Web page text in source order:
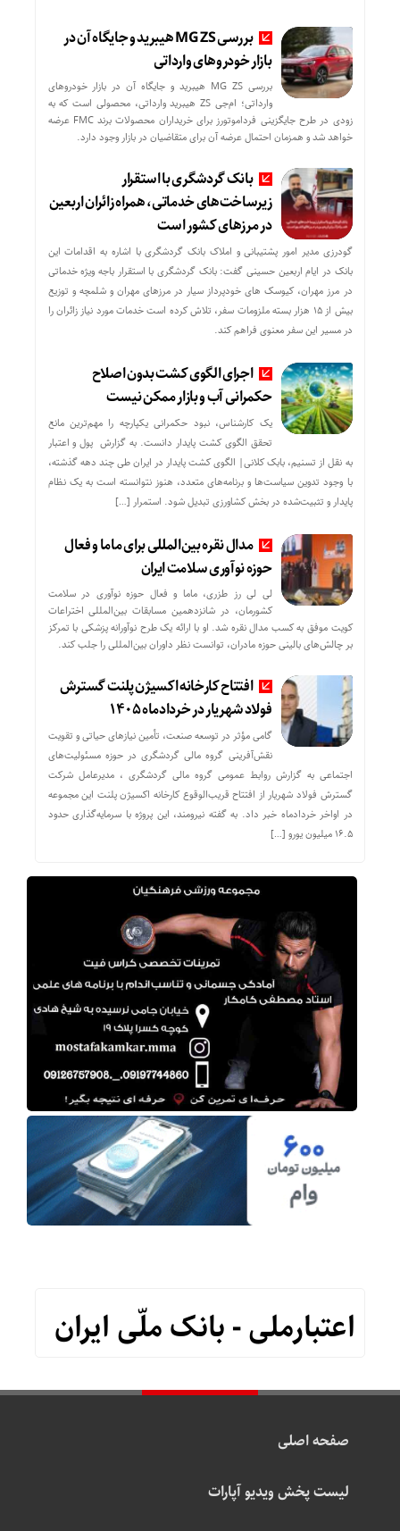
بررسی MG ZS هیبرید و جایگاه آن در
بازار خودروهای وارداتی
بررسی MG ZS هیبرید و جایگاه آن در بازار خودروهای
وارداتی؛ ام‌جی ZS هیبرید وارداتی، محصولی است که به
زودی در طرح جایگزینی فرداموتورز برای خریداران محصولات برند FMC عرضه
خواهد شد و همزمان احتمال عرضه آن برای متقاضیان در بازار وجود دارد.
بانک گردشگری با استقرار
زیرساخت‌های خدماتی، همراه زائران اربعین
در مرزهای کشور است
گودرزی مدیر امور پشتیبانی و املاک بانک گردشگری با اشاره به اقدامات این
بانک در ایام اربعین حسینی گفت: بانک گردشگری با استقرار باجه ویژه خدماتی
در مرز مهران، کیوسک های خودپرداز سیار در مرزهای مهران و شلمچه و توزیع
بیش از ۱۵ هزار بسته ملزومات سفر، تلاش کرده است خدمات مورد نیاز زائران را
در مسیر این سفر معنوی فراهم کند.
اجرای الگوی کشت بدون اصلاح
حکمرانی آب و بازار ممکن نیست
یک کارشناس، نبود حکمرانی یکپارچه را مهم‌ترین مانع
تحقق الگوی کشت پایدار دانست. به گزارش پول و اعتبار
به نقل از تسنیم، بابک کلانی| الگوی کشت پایدار در ایران طی چند دهه گذشته،
با وجود تدوین سیاست‌ها و برنامه‌های متعدد، هنوز نتوانسته است به یک نظام
پایدار و تثبیت‌شده در بخش کشاورزی تبدیل شود. استمرار […]
مدال نقره بین‌المللی برای ماما و فعال
حوزه نوآوری سلامت ایران
لی لی رز طزری، ماما و فعال حوزه نوآوری در سلامت
کشورمان، در شانزدهمین مسابقات بین‌المللی اختراعات
کویت موفق به کسب مدال نقره شد. او با ارائه یک طرح نوآورانه پزشکی با تمرکز
بر چالش‌های بالینی حوزه مادران، توانست نظر داوران بین‌المللی را جلب کند.
افتتاح کارخانه اکسیژن پلنت گسترش
فولاد شهریار در خردادماه ۱۴۰۵
گامی مؤثر در توسعه صنعت، تأمین نیازهای حیاتی و تقویت
نقش‌آفرینی گروه مالی گردشگری در حوزه مسئولیت‌های
اجتماعی به گزارش روابط عمومی گروه مالی گردشگری ، مدیرعامل شرکت
گسترش فولاد شهریار از افتتاح قریب‌الوقوع کارخانه اکسیژن پلنت این مجموعه
در اواخر خردادماه خبر داد. به گفته نیرومند، این پروژه با سرمایه‌گذاری حدود
۱۶.۵ میلیون یورو […]
اعتبارملی - بانک ملّی ایران
صفحه اصلی
لیست پخش ویدیو آپارات